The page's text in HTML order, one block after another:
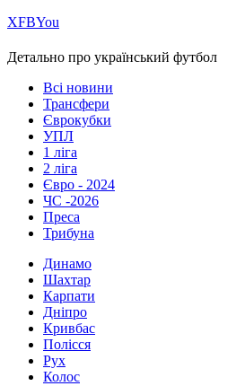
ХFBYou
Детально про український футбол
Всі новини
Трансфери
Єврокубки
УПЛ
1 ліга
2 ліга
Євро - 2024
ЧС -2026
Преса
Трибуна
Динамо
Шахтар
Карпати
Дніпро
Кривбас
Полісся
Рух
Колос